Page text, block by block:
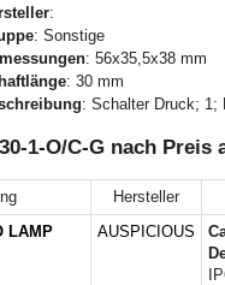
:
: Sonstige
: 56x35,5x38 mm
: 30 mm
: Schalter Druck; 1;
1-O/C-G nach Preis
Hersteller
LAMP
AUSPICIOUS